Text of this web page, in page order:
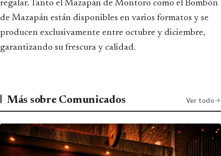
regalar. Tanto el Mazapán de Montoro como el Bombón
de Mazapán están disponibles en varios formatos y se
producen exclusivamente entre octubre y diciembre,
garantizando su frescura y calidad.
Más sobre Comunicados Ver todo